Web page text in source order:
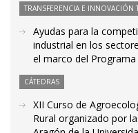
TRANSFERENCIA E INNOVACIÓN
Ayudas para la
industrial en los
el marco del
CÁTEDRAS
XII Curso de
Rural organizado por